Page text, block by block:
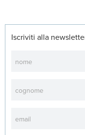
Iscriviti alla